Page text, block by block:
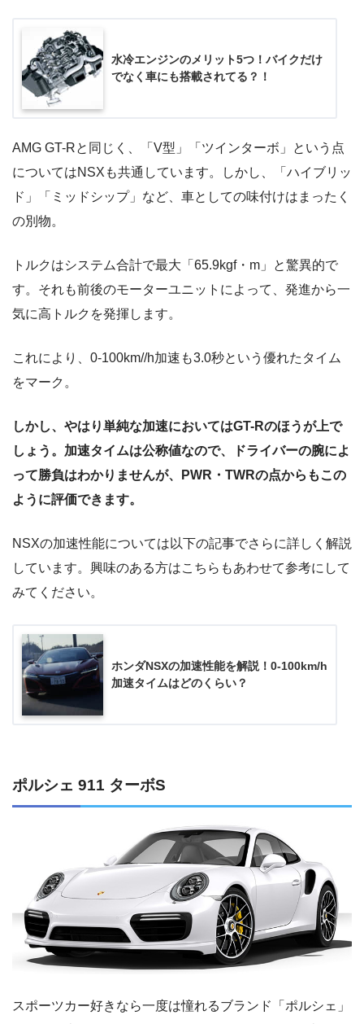
水冷エンジンのメリット5つ！バイクだけ
でなく車にも搭載されてる？！
AMG GT-Rと同じく、「V型」「ツインターボ」という点
についてはNSXも共通しています。しかし、「ハイブリッ
ド」「ミッドシップ」など、車としての味付けはまったく
の別物。
トルクはシステム合計で最大「65.9kgf・m」と驚異的で
す。それも前後のモーターユニットによって、発進から一
気に高トルクを発揮します。
これにより、0-100km//h加速も3.0秒という優れたタイム
をマーク。
しかし、やはり単純な加速においてはGT-Rのほうが上で
しょう。加速タイムは公称値なので、ドライバーの腕によ
って勝負はわかりませんが、PWR・TWRの点からもこの
ように評価できます。
NSXの加速性能については以下の記事でさらに詳しく解説
しています。興味のある方はこちらもあわせて参考にして
みてください。
ホンダNSXの加速性能を解説！0-100km/h
加速タイムはどのくらい？
ポルシェ 911 ターボS
スポーツカー好きなら一度は憧れるブランド「ポルシェ」